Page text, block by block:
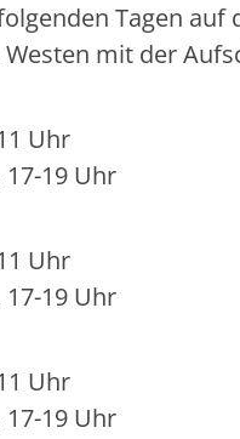
Tagen
mit der
Uhr
17-19 Uhr
Uhr
17-19 Uhr
Uhr
17-19 Uhr